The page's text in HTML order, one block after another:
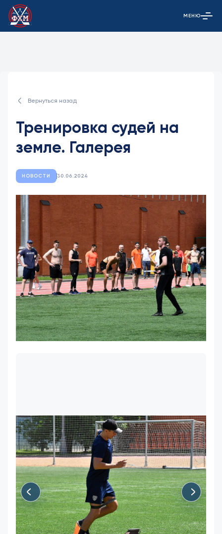
Открыть
МЕНЮ
Вернуться назад
Тренировка судей на
земле. Галерея
НОВОСТИ 30.06.2024